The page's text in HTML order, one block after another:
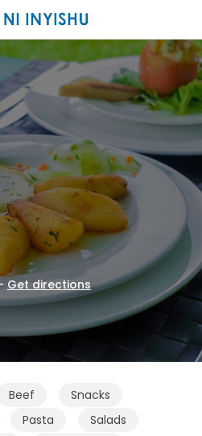
Get directions
Beef
Snacks
Pasta
Salads